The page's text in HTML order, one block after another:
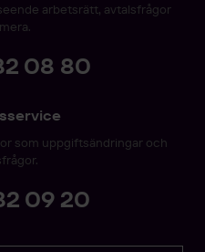
arbetsrätt, avtalsfrågor
08 80
som uppgiftsändringar och
09 20